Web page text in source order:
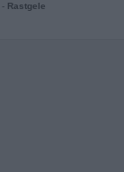
- Rastgele